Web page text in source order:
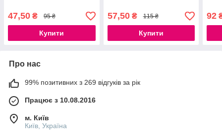
47,50 ₴ 95 ₴
Купити
57,50₴ 115 ₴
Купити
92
Про нас
99% позитивних з 269 відгуків за рік
Працює з 10.08.2016
м. Київ
Київ, Україна